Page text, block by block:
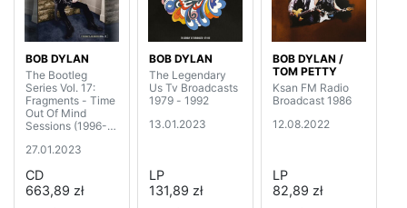
BOB DYLAN
The Bootleg
Series Vol. 17:
Fragments - Time
Out Of Mind
Sessions (1996-
special edition)
27.01.2023
CD
663,89 zł
BOB DYLAN
The Legendary
Us Tv Broadcasts
1979 - 1992
13.01.2023
LP
131,89 zł
BOB DYLAN /
TOM PETTY
Ksan FM Radio
Broadcast 1986
12.08.2022
LP
82,89 zł